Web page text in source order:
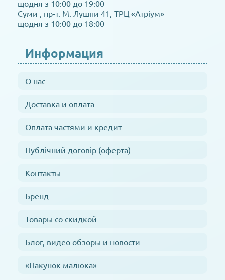
щодня з 10:00 до 19:00
Суми , пр-т. М. Лушпи 41, ТРЦ «Атріум»
щодня з 10:00 до 18:00
Информация
О нас
Доставка и оплата
Оплата частями и кредит
Публічний договір (оферта)
Контакты
Бренд
Товары со скидкой
Блог, видео обзоры и новости
«Пакунок малюка»